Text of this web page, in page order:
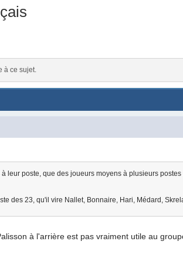
à ce sujet.
leur poste, que des joueurs moyens à plusieurs postes
des 23, qu'il vire Nallet, Bonnaire, Hari, Médard,
à l'arrière est pas vraiment utile au